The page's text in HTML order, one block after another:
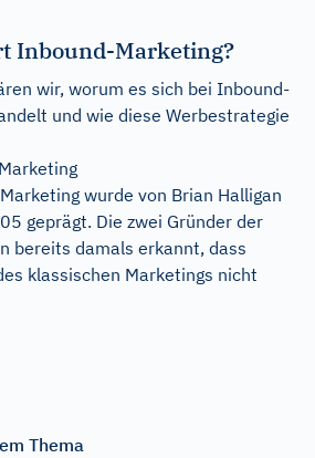
Inbound-Marketing?
wir, worum es sich bei Inbound-
und wie diese Werbestrategie
wurde von Brian Halligan
geprägt. Die zwei Gründer der
bereits damals erkannt, dass
klassischen Marketings nicht
Thema